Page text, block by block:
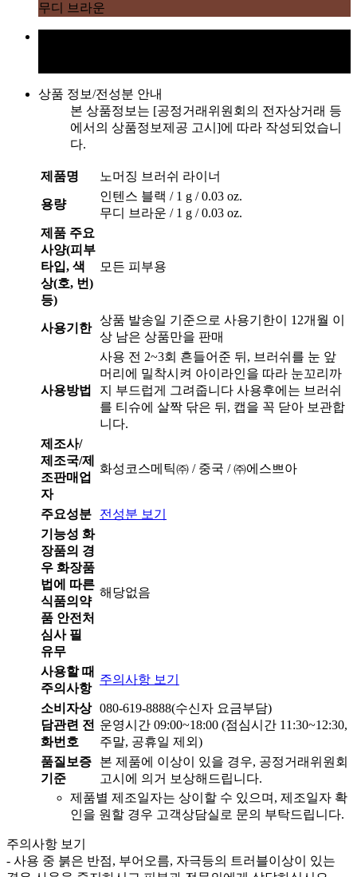
무디 브라운
상품 정보/전성분 안내
본 상품정보는 [공정거래위원회의 전자상거래 등
에서의 상품정보제공 고시]에 따라 작성되었습니
다.
제품명 노머징 브러쉬 라이너
용량
인텐스 블랙 / 1 g / 0.03 oz.
무디 브라운 / 1 g / 0.03 oz.
제품 주요
사양(피부
타입, 색
상(호, 번)
등)
모든 피부용
사용기한
상품 발송일 기준으로 사용기한이 12개월 이
상 남은 상품만을 판매
사용방법
사용 전 2~3회 흔들어준 뒤, 브러쉬를 눈 앞
머리에 밀착시켜 아이라인을 따라 눈꼬리까
지 부드럽게 그려줍니다 사용후에는 브러쉬
를 티슈에 살짝 닦은 뒤, 캡을 꼭 닫아 보관합
니다.
제조사/
제조국/제
조판매업
자
화성코스메틱㈜ / 중국 / ㈜에스쁘아
주요성분
전성분 보기
기능성 화
장품의 경
우 화장품
법에 따른
식품의약
품 안전처
심사 필
유무
해당없음
사용할 때
주의사항
주의사항 보기
소비자상
담관련 전
화번호
080-619-8888(수신자 요금부담)
운영시간 09:00~18:00 (점심시간 11:30~12:30,
주말, 공휴일 제외)
품질보증
기준
본 제품에 이상이 있을 경우, 공정거래위원회
고시에 의거 보상해드립니다.
제품별 제조일자는 상이할 수 있으며, 제조일자 확
인을 원할 경우 고객상담실로 문의 부탁드립니다.
주의사항 보기
- 사용 중 붉은 반점, 부어오름, 자극등의 트러블이상이 있는